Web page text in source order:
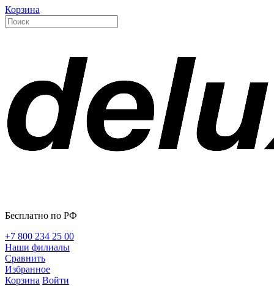
Корзина
Бесплатно по РФ
+7 800 234 25 00
Наши филиалы
Сравнить
Избранное
Корзина Войти